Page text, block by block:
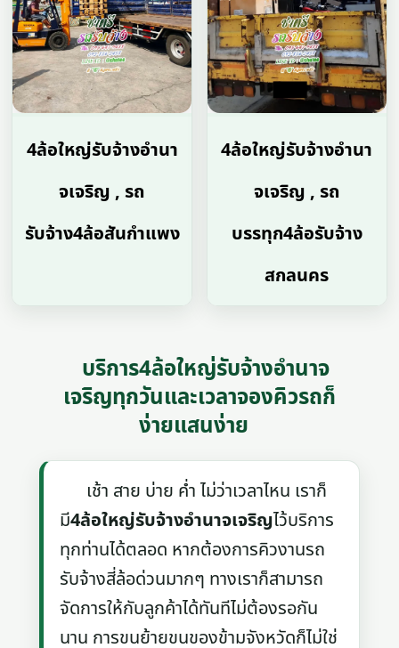
4ล้อใหญ่รับจ้างอํานา
จเจริญ , รถ
รับจ้าง4ล้อสันกำแพง
4ล้อใหญ่รับจ้างอํานา
จเจริญ , รถ
บรรทุก4ล้อรับจ้าง
สกลนคร
บริการ4ล้อใหญ่รับจ้างอํานาจ
เจริญทุกวันและเวลาจองคิวรถก็
ง่ายแสนง่าย
เช้า สาย บ่าย ค่ำ ไม่ว่าเวลาไหน เราก็
มี4ล้อใหญ่รับจ้างอํานาจเจริญไว้บริการ
ทุกท่านได้ตลอด หากต้องการคิวงานรถ
รับจ้างสี่ล้อด่วนมากๆ ทางเราก็สามารถ
จัดการให้กับลูกค้าได้ทันทีไม่ต้องรอกัน
นาน การขนย้ายขนของข้ามจังหวัดก็ไม่ใช่